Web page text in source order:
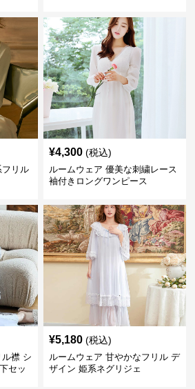
フリル
¥4,300 (税込)
ルームウェア 優美な刺繍レース
袖付きロングワンピース
襟 シ
セッ
¥5,180 (税込)
ルームウェア 甘やかなフリル デ
ザイン 姫系ネグリジェ